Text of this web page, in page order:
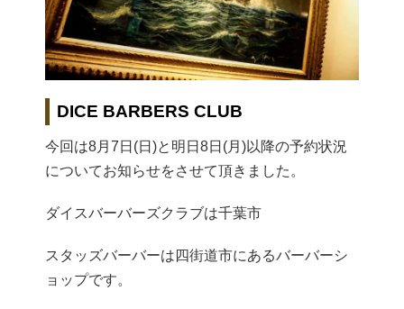
DICE BARBERS CLUB
今回は8月7日(日)と明日8日(月)以降の予約状況
についてお知らせをさせて頂きました。
ダイスバーバーズクラブは千葉市
スタッズバーバーは四街道市にあるバーバーシ
ョップです。